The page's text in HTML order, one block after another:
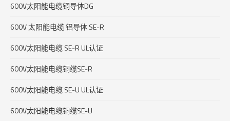
600V太阳能电缆铜导体DG
600V 太阳能电缆 铝导体 SE-R
600V太阳能电缆 SE-R UL认证
600V太阳能电缆铜缆SE-R
600V太阳能电缆 SE-U UL认证
600V太阳能电缆铜缆SE-U